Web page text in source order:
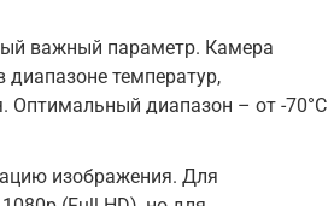
важный параметр. Камера
температур,
Оптимальный диапазон – от -70°C
изображения. Для